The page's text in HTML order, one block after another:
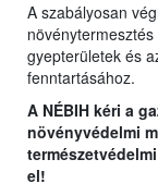
A szabályosan
gyepterületek és
fenntartásához.
A NÉBIH kéri a
növényvédelmi
el!